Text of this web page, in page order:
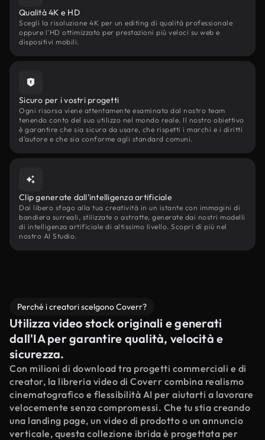
Qualità 4K e HD
Scegli la risoluzione 4K per un editing di qualità professionale
oppure l'HD ottimizzato per prestazioni più veloci su web e
dispositivi mobili.
Sicuro per i vostri progetti
Ogni risorsa viene attentamente esaminata dal nostro team
tenendo conto del suo utilizzo nel mondo reale. Il nostro obiettivo
è garantire che sia sicura da usare, che rispetti i marchi e i diritti
d'autore e che sia conforme agli standard comuni.
Clip generate dall'intelligenza artificiale
Dai libero sfogo alla tua creatività in un istante con immagini di
bandiera surreali, stilizzate o astratte, generate dai nostri modelli
di intelligenza artificiale di altissimo livello. Scopri di più nel
nostro AI Studio.
Perché i creatori scelgono Coverr?
Utilizza video stock originali e generati
dall'IA per garantire qualità, velocità e
sicurezza.
Con milioni di download tra progetti commerciali e di
creator, la libreria video di Coverr combina realismo
cinematografico e flessibilità AI per aiutarti a lavorare
velocemente senza compromessi. Che tu stia creando
una landing page, un video di prodotto o un annuncio
verticale, questa collezione ibrida è progettata per